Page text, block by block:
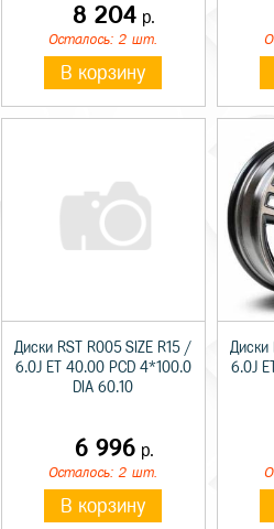
8 204 р.
Осталось: 2 шт.
В корзину
Диски RST R005 SIZE R15 /
6.0J ET 40.00 PCD 4*100.0
DIA 60.10
6 996р.
Осталось: 2 шт.
В корзину
Диски
6.0J